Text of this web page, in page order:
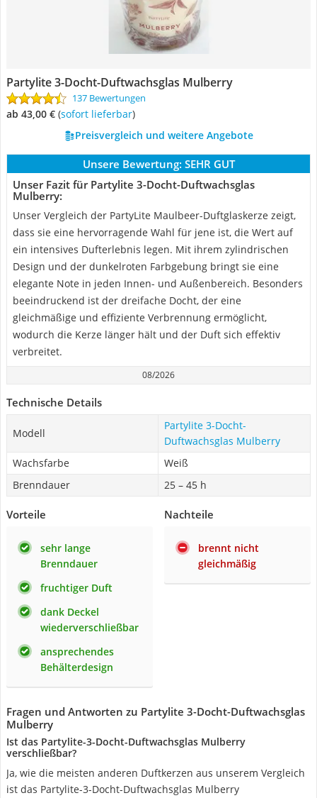
Partylite 3-Docht-Duftwachsglas Mulberry
137 Bewertungen
ab 43,00 € ( Sofort lieferbar)
Preisvergleich und weitere Angebote
Unsere Bewertung: SEHR GUT
Unser Fazit für Partylite 3-Docht-Duftwachsglas
Mulberry:
Unser Vergleich der PartyLite Maulbeer-Duftglaskerze zeigt,
dass sie eine hervorragende Wahl für jene ist, die Wert auf
ein intensives Dufterlebnis legen. Mit ihrem zylindrischen
Design und der dunkelroten Farbgebung bringt sie eine
elegante Note in jeden Innen- und Außenbereich. Besonders
beeindruckend ist der dreifache Docht, der eine
gleichmäßige und effiziente Verbrennung ermöglicht,
wodurch die Kerze länger hält und der Duft sich effektiv
verbreitet.
08/2026
Technische Details
Modell
Partylite 3-Docht-
Duftwachsglas Mulberry
Wachsfarbe
Weiß
Brenndauer
25 – 45 h
Vorteile
sehr lange
Brenndauer
fruchtiger Duft
dank Deckel
wiederverschließbar
ansprechendes
Behälterdesign
Nachteile
brennt nicht
gleichmäßig
Fragen und Antworten zu Partylite 3-Docht-Duftwachsglas
Mulberry
Ist das Partylite-3-Docht-Duftwachsglas Mulberry
verschließbar?
Ja, wie die meisten anderen Duftkerzen aus unserem Vergleich
ist das Partylite-3-Docht-Duftwachsglas Mulberry